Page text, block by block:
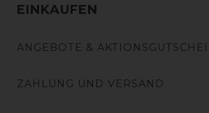
EINKAUFEN
ANGEBOTE &
ZAHLUNG UND VERSAND